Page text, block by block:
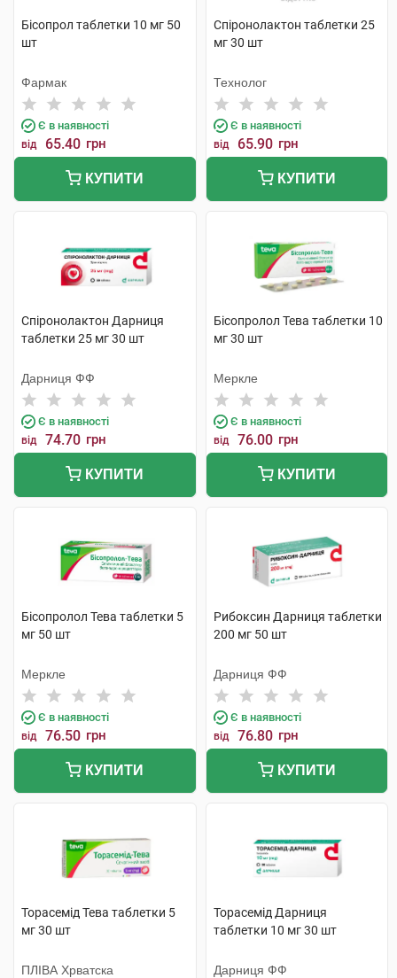
Бісопрол таблетки 10 мг 50
шт
Фармак
Є в наявності
від 65.40 грн
КУПИТИ
Спіронолактон таблетки 25
мг 30 шт
Технолог
Є в наявності
від 65.90 грн
КУПИТИ
Спіронолактон Дарниця
таблетки 25 мг 30 шт
Дарниця ФФ
Є в наявності
від 74.70 грн
КУПИТИ
Бісопролол Тева таблетки 10
мг 30 шт
Меркле
Є в наявності
від 76.00 грн
КУПИТИ
Бісопролол Тева таблетки 5
мг 50 шт
Меркле
Є в наявності
від 76.50 грн
КУПИТИ
Рибоксин Дарниця таблетки
200 мг 50 шт
Дарниця ФФ
Є в наявності
від 76.80 грн
КУПИТИ
Торасемід Тева таблетки 5
мг 30 шт
ПЛІВА Хрватска
Торасемід Дарниця
таблетки 10 мг 30 шт
Дарниця ФФ